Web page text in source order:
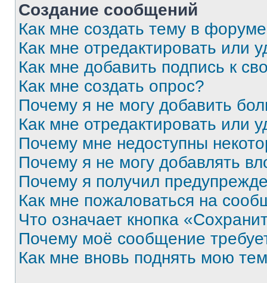
Создание сообщений
Как мне создать тему в
Как мне отредактировать или
Как мне добавить подпись к
Как мне создать опрос?
Почему я не могу добавить
Как мне отредактировать или
Почему мне недоступны
Почему я не могу добавлять
Почему я получил
Как мне пожаловаться на
Что означает кнопка
Почему моё сообщение
Как мне вновь поднять мою